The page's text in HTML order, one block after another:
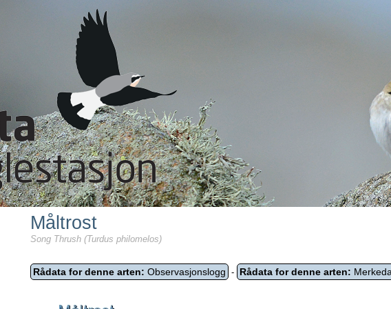
Måltrost
Song Thrush (Turdus philomelos)
Rådata for denne arten: Observasjonslogg - Rådata for denne arten: